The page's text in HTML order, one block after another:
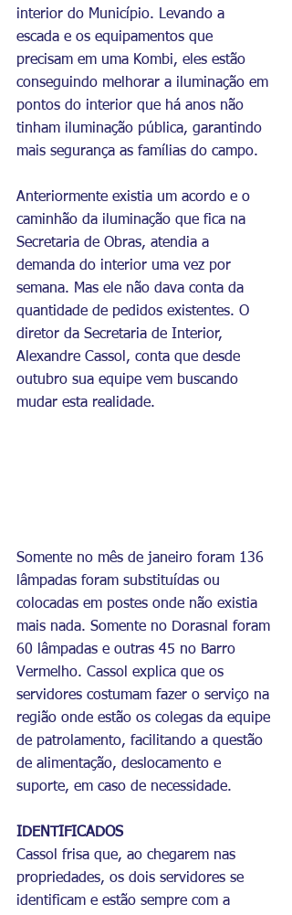
interior do Município. Levando a
escada e os equipamentos que
precisam em uma Kombi, eles estão
conseguindo melhorar a iluminação em
pontos do interior que há anos não
tinham iluminação pública, garantindo
mais segurança as famílias do campo.
Anteriormente existia um acordo e o
caminhão da iluminação que fica na
Secretaria de Obras, atendia a
demanda do interior uma vez por
semana. Mas ele não dava conta da
quantidade de pedidos existentes. O
diretor da Secretaria de Interior,
Alexandre Cassol, conta que desde
outubro sua equipe vem buscando
mudar esta realidade.
Somente no mês de janeiro foram 136
lâmpadas foram substituídas ou
colocadas em postes onde não existia
mais nada. Somente no Dorasnal foram
60 lâmpadas e outras 45 no Barro
Vermelho. Cassol explica que os
servidores costumam fazer o serviço na
região onde estão os colegas da equipe
de patrolamento, facilitando a questão
de alimentação, deslocamento e
suporte, em caso de necessidade.
IDENTIFICADOS
Cassol frisa que, ao chegarem nas
propriedades, os dois servidores se
identificam e estão sempre com a